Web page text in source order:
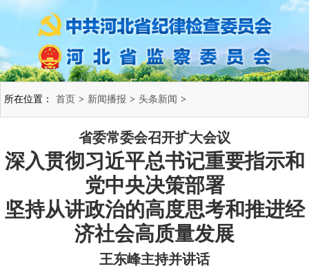
所在位置： 首页 > 新闻播报 > 头条新闻 >
省委常委会召开扩大会议
深入贯彻习近平总书记重要指示和
党中央决策部署
坚持从讲政治的高度思考和推进经
济社会高质量发展
王东峰主持并讲话